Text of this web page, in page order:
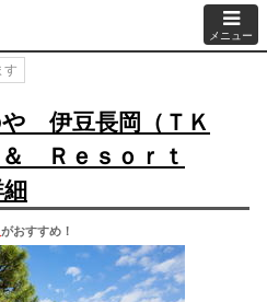
メニュー
す
伊豆長岡（ＴＫ
Ｒｅｓｏｒｔ
がおすすめ！